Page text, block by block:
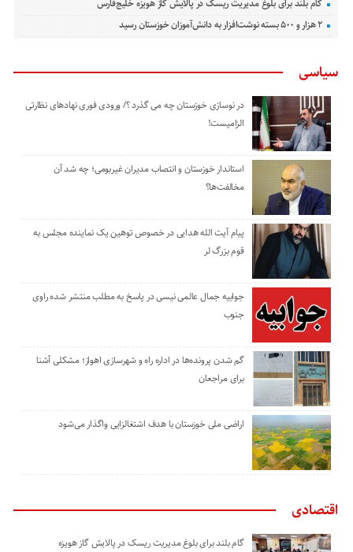
گام بلند برای بلوغ مدیریت ریسک در پالایش گاز هویزه خلیج‌فارس
۲ هزار و ۵۰۰ بسته نوشت‌افزار به دانش‌آموزان خوزستان رسید
سیاسی
در نوسازی خوزستان چه می گذرد ؟/ ورودی فوری نهادهای نظارتی
الزامیست!
استاندار خوزستان و انتصاب مدیران غیربومی؛ چه شد آن
مخالفت‌ها؟
پیام آیت الله هدایی در خصوص توهین یک نماینده مجلس به
قوم بزرگ لر
جوابیه جمال عالمی نیسی در پاسخ به مطلب منتشر شده راوی
جنوب
گم شدن پرونده‌ها در اداره راه و شهرسازی اهواز؛ مشکلی آشنا
برای مراجعان
اراضی ملی خوزستان با هدف اشتغالزایی واگذار می‌شود
اقتصادی
گام بلند برای بلوغ مدیریت ریسک در پالایش گاز هویزه